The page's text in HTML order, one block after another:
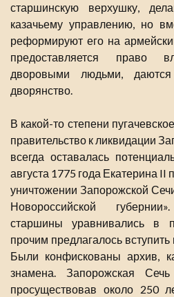
старшинскую верхушку,
казачьему управлению, но
реформируют его на
предоставляется право
дворовыми людьми,
дворянство.
В какой-то степени
правительство к ликвидации
всегда оставалась
августа 1775 года Екатерина
уничтожении Запорожской
Новороссийской
старшины уравнивались в
прочим предлагалось
Были конфискованы архив,
знамена. Запорожская
просуществовав около 250